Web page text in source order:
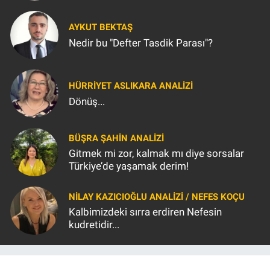
AYKUT BEKTAŞ
Nedir bu "Defter Tasdik Parası"?
HÜRRIYET ASLIKARA ANALIZI
Dönüş...
BÜŞRA ŞAHIN ANALİZİ
Gitmek mi zor, kalmak mı diye sorsalar
Türkiye’de yaşamak derim!
NILAY KAZICIOĞLU ANALİZİ / NEFES KOÇU
Kalbimizdeki sırra erdiren Nefesin
kudretidir...